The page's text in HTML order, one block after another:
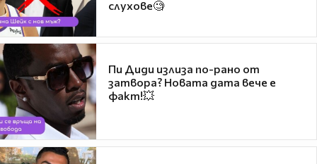
слухове🧐
Пи Диди излиза по-рано от
затвора? Новата дата вече е
факт!💥